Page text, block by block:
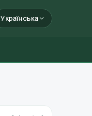
Українська